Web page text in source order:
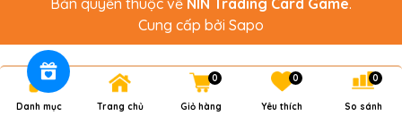
Bản quyền thuộc về NIN Trading Card Game.
Cung cấp bởi Sapo
Danh mục Trang chủ Giỏ hàng
0
Yêu thích
0
So sánh
0